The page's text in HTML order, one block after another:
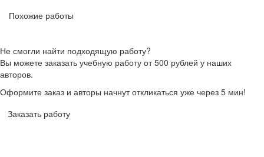
Похожие работы
Не смогли найти подходящую работу?
Вы можете заказать учебную работу от 500 рублей у наших
авторов.
Оформите заказ и авторы начнут откликаться уже через 5 мин!
Заказать работу